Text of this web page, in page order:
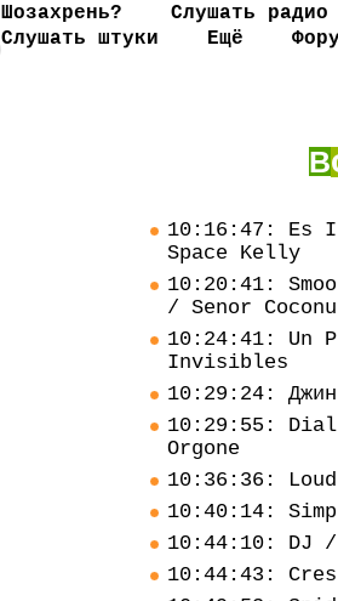
Шозахрень?
Слушать радио
Слушать штуки
Ещё
В
10:16:47: Es
Space Kelly
10:20:41:
/ Senor
10:24:41: Un
Invisibles
10:29:24:
10:29:55:
Orgone
10:36:36:
10:40:14:
10:44:10: DJ /
10:44:43: